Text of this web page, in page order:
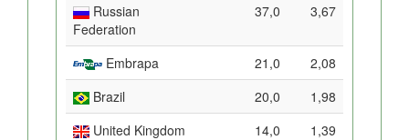
Russian
Federation
37,0 3,67
Embrapa 21,0
2,08
Brazil
20,0
1,98
United Kingdom
14,0
1,39